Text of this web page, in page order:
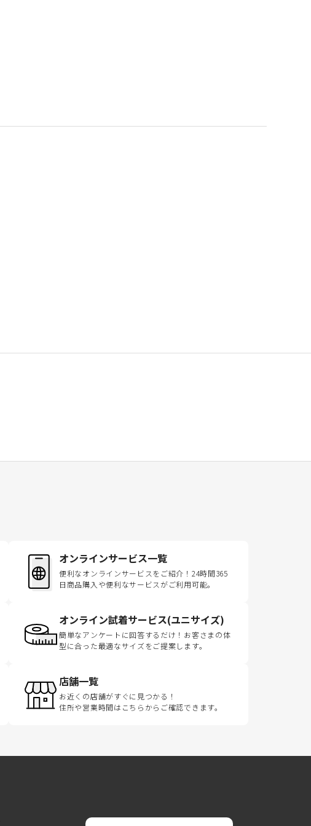
オンラインサービス一覧
便利なオンラインサービスをご紹介！24時間365
日商品購入や便利なサービスがご利用可能。
オンライン試着サービス(ユニサイズ)
簡単なアンケートに回答するだけ！お客さまの体
型に合った最適なサイズをご提案します。
店舗一覧
お近くの店舗がすぐに見つかる！
住所や営業時間はこちらからご確認できます。